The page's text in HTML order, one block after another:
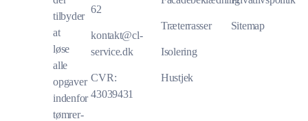
tilbyder
at
løse
alle
opgaver
indenfor
tømrer-
62
kontakt@cl-
service.dk
CVR:
43039431
Træterrasser
Isolering
Hustjek
Sitemap